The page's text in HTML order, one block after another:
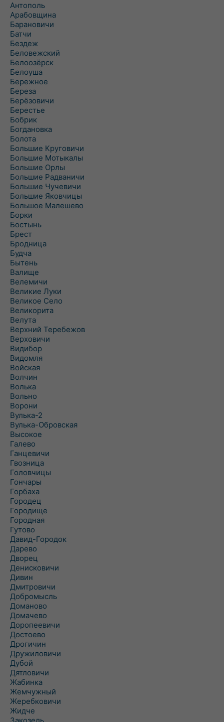
Антополь
Арабовщина
Барановичи
Батчи
Бездеж
Беловежский
Белоозёрск
Белоуша
Бережное
Береза
Берёзовичи
Берестье
Бобрик
Богдановка
Болота
Большие Круговичи
Большие Мотыкалы
Большие Орлы
Большие Радваничи
Большие Чучевичи
Большие Яковчицы
Большое Малешево
Борки
Бостынь
Брест
Бродница
Будча
Бытень
Валище
Велемичи
Великие Луки
Великое Село
Великорита
Велута
Верхний Теребежов
Верховичи
Видибор
Видомля
Войская
Волчин
Волька
Вольно
Ворони
Вулька-2
Вулька-Обровская
Высокое
Галево
Ганцевичи
Гвозница
Головчицы
Гончары
Горбаха
Городец
Городище
Городная
Гутово
Давид-Городок
Дарево
Дворец
Денисковичи
Дивин
Дмитровичи
Добромысль
Доманово
Домачево
Доропеевичи
Достоево
Дрогичин
Дружиловичи
Дубой
Дятловичи
Жабинка
Жемчужный
Жеребковичи
Жидче